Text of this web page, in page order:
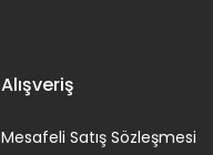
Alışveriş
Mesafeli Satış Sözleşmesi